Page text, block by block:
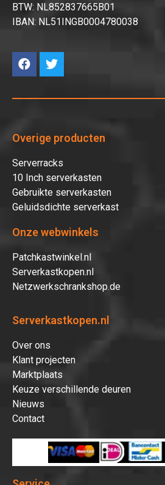
BTW: NL852837665B01
IBAN: NL51INGB0004780038
Overige producten
Serverracks
10 Inch serverkasten
Gebruikte serverkasten
Geluidsdichte serverkast
Onze webwinkels
Patchkastwinkel.nl
Serverkastkopen.nl
Netzwerkschrankshop.de
Serverkastkopen.nl
Over ons
Klant projecten
Marktplaats
Keuze verschillende deuren
Nieuws
Contact